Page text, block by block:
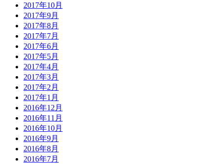
2017年10月
2017年9月
2017年8月
2017年7月
2017年6月
2017年5月
2017年4月
2017年3月
2017年2月
2017年1月
2016年12月
2016年11月
2016年10月
2016年9月
2016年8月
2016年7月